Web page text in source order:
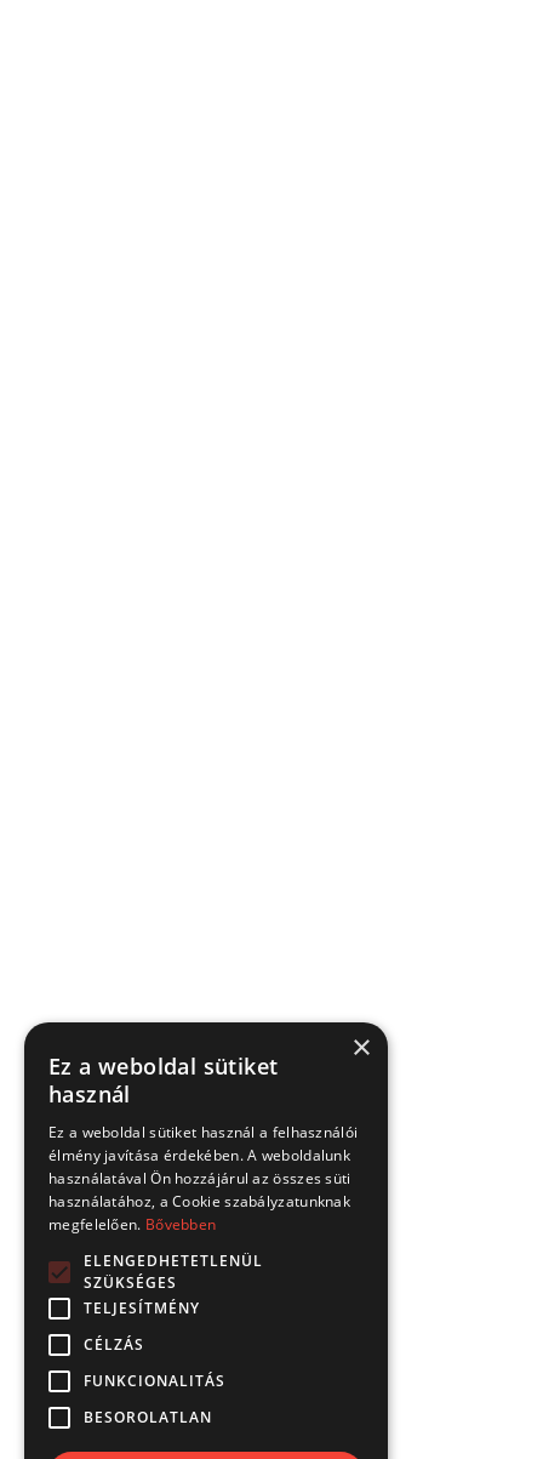
×
Ez a weboldal sütiket
használ
Ez a weboldal sütiket használ a felhasználói
élmény javítása érdekében. A weboldalunk
használatával Ön hozzájárul az összes süti
használatához, a Cookie szabályzatunknak
megfelelően. Bővebben
ELENGEDHETETLENÜL
SZÜKSÉGES
TELJESÍTMÉNY
CÉLZÁS
FUNKCIONALITÁS
BESOROLATLAN